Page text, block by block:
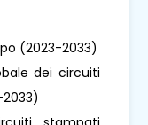
(2023-2033)
dei circuiti